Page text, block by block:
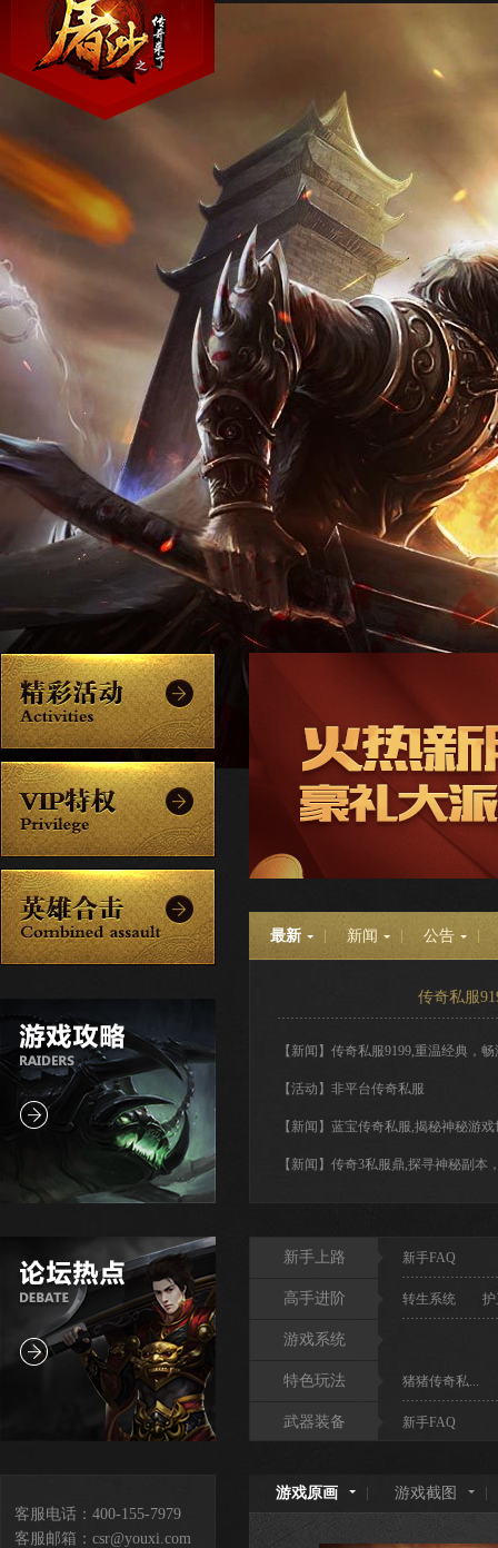
最新 新闻 公告
传奇私服
【新闻】传奇私服9199,重温经典，
【活动】非平台传奇私服
【新闻】蓝宝传奇私服,揭秘神秘游
【新闻】传奇3私服鼎,探寻神秘副本
新手上路 新手FAQ
高手进阶 转生系统
游戏系统
特色玩法 猪猪传奇私...
武器装备 新手FAQ
客服电话：400-155-7979
客服邮箱：csr@youxi.com
游戏原画 游戏截图